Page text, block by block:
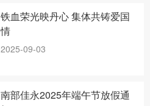
铁血荣光映丹心 集体共铸爱国
情‌
2025-09-03
南部佳永2025年端午节放假通